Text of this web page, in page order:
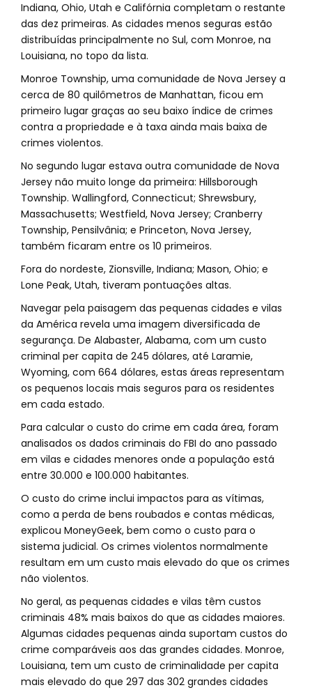
Indiana, Ohio, Utah e Califórnia completam o restante
das dez primeiras. As cidades menos seguras estão
distribuídas principalmente no Sul, com Monroe, na
Louisiana, no topo da lista.
Monroe Township, uma comunidade de Nova Jersey a
cerca de 80 quilômetros de Manhattan, ficou em
primeiro lugar graças ao seu baixo índice de crimes
contra a propriedade e à taxa ainda mais baixa de
crimes violentos.
No segundo lugar estava outra comunidade de Nova
Jersey não muito longe da primeira: Hillsborough
Township. Wallingford, Connecticut; Shrewsbury,
Massachusetts; Westfield, Nova Jersey; Cranberry
Township, Pensilvânia; e Princeton, Nova Jersey,
também ficaram entre os 10 primeiros.
Fora do nordeste, Zionsville, Indiana; Mason, Ohio; e
Lone Peak, Utah, tiveram pontuações altas.
Navegar pela paisagem das pequenas cidades e vilas
da América revela uma imagem diversificada de
segurança. De Alabaster, Alabama, com um custo
criminal per capita de 245 dólares, até Laramie,
Wyoming, com 664 dólares, estas áreas representam
os pequenos locais mais seguros para os residentes
em cada estado.
Para calcular o custo do crime em cada área, foram
analisados os dados criminais do FBI do ano passado
em vilas e cidades menores onde a população está
entre 30.000 e 100.000 habitantes.
O custo do crime inclui impactos para as vítimas,
como a perda de bens roubados e contas médicas,
explicou MoneyGeek, bem como o custo para o
sistema judicial. Os crimes violentos normalmente
resultam em um custo mais elevado do que os crimes
não violentos.
No geral, as pequenas cidades e vilas têm custos
criminais 48% mais baixos do que as cidades maiores.
Algumas cidades pequenas ainda suportam custos do
crime comparáveis aos das grandes cidades. Monroe,
Louisiana, tem um custo de criminalidade per capita
mais elevado do que 297 das 302 grandes cidades